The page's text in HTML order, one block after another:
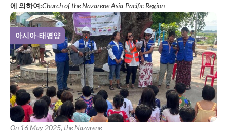
에 의하여:Church of the Nazarene Asia-Pacific Region
아시아-태평양
On 16 May 2025, the Nazarene